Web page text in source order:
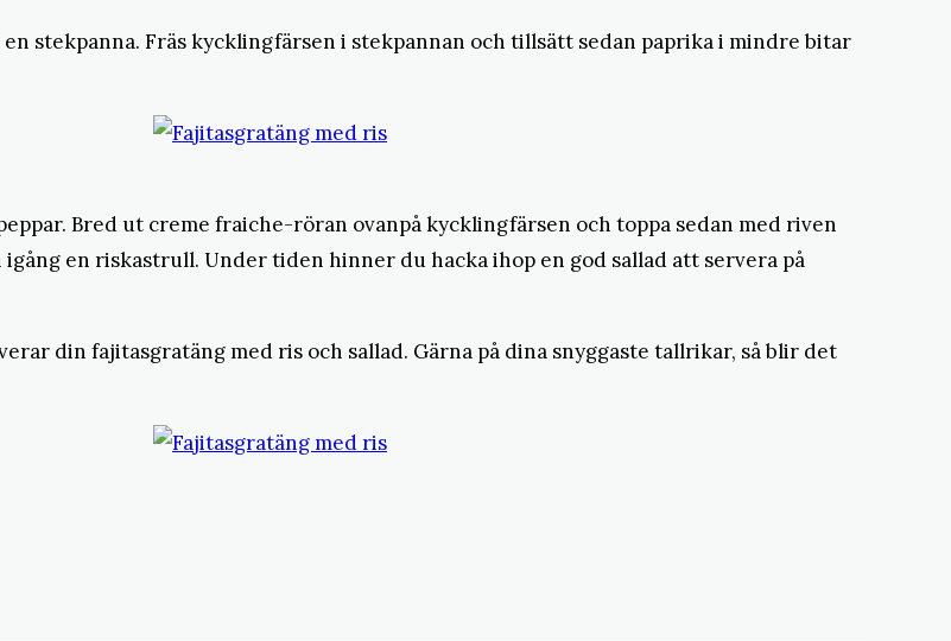
stekpanna. Fräs kycklingfärsen i stekpannan och tillsätt sedan paprika i mindre bitar
Bred ut creme fraiche-röran ovanpå kycklingfärsen och toppa sedan med riven
igång en riskastrull. Under tiden hinner du hacka ihop en god sallad att servera på
din fajitasgratäng med ris och sallad. Gärna på dina snyggaste tallrikar, så blir det